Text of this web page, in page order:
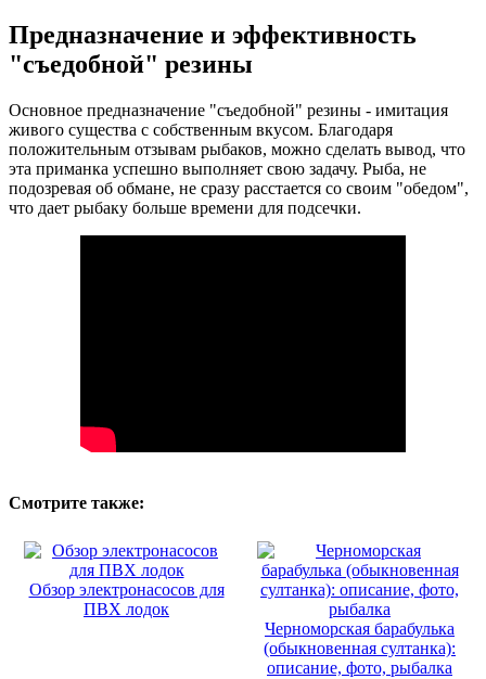
Предназначение и эффективность
"съедобной" резины
Основное предназначение "съедобной" резины - имитация
живого существа с собственным вкусом. Благодаря
положительным отзывам рыбаков, можно сделать вывод, что
эта приманка успешно выполняет свою задачу. Рыба, не
подозревая об обмане, не сразу расстается со своим "обедом",
что дает рыбаку больше времени для подсечки.
Смотрите также:
Обзор электронасосов для
ПВХ лодок
Черноморская барабулька
(обыкновенная султанка):
описание, фото, рыбалка